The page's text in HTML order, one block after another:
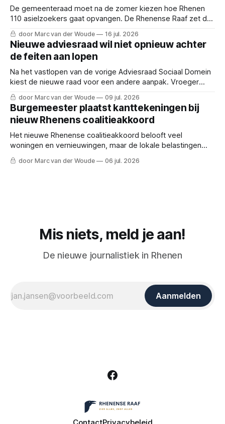
De gemeenteraad moet na de zomer kiezen hoe Rhenen
110 asielzoekers gaat opvangen. De Rhenense Raaf zet de
dilemma's en de vier scenario's op een rij.
door Marc van der Woude 16 jul. 2026
Nieuwe adviesraad wil niet opnieuw achter
de feiten aan lopen
Na het vastlopen van de vorige Adviesraad Sociaal Domein
kiest de nieuwe raad voor een andere aanpak. Vroeger
meepraten en inwoners nadrukkelijker betrekken.
door Marc van der Woude 09 jul. 2026
Burgemeester plaatst kanttekeningen bij
nieuw Rhenens coalitieakkoord
Het nieuwe Rhenense coalitieakkoord belooft veel
woningen en vernieuwingen, maar de lokale belastingen
stijgen en burgemeester Kaai geeft een waarschuwing af.
door Marc van der Woude 06 jul. 2026
Mis niets, meld je aan!
De nieuwe journalistiek in Rhenen
Aanmelden